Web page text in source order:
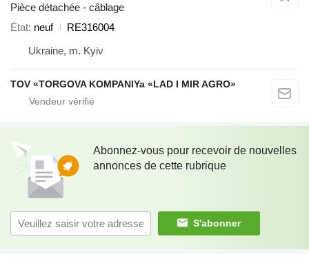
Pièce détachée - câblage
État neuf
RE316004
Ukraine, m. Kyiv
TOV «TORGOVA KOMPANIYa «LAD I MIR AGRO»
Abonnez-vous pour recevoir de nouvelles
annonces de cette rubrique
S'abonner